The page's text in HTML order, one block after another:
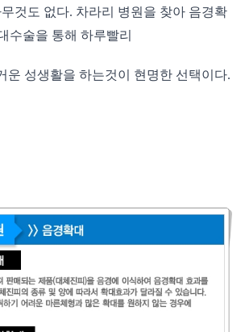
것도 없다. 차라리 병원을 찾아 음경확
수술을 통해 하루빨리
운 성생활을 하는것이 현명한 선택이다.